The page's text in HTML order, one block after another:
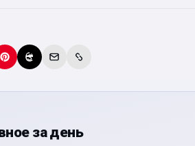
за день